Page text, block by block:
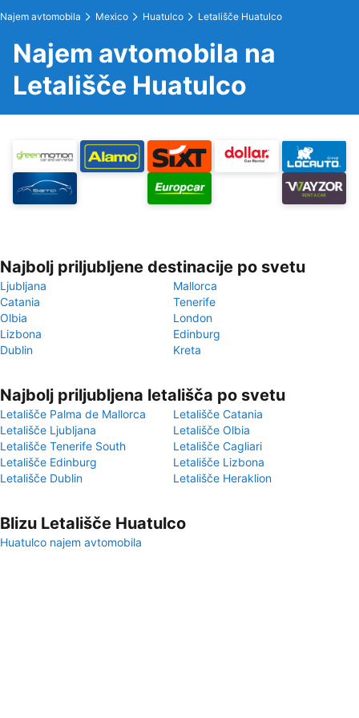
Najem avtomobila Mexico Huatulco Letališče Huatulco
Najem avtomobila na
Letališče Huatulco
Najbolj priljubljene destinacije po svetu
Ljubljana
Mallorca
Catania
Tenerife
Olbia
London
Lizbona
Edinburg
Dublin
Kreta
Najbolj priljubljena letališča po svetu
Letališče Palma de Mallorca
Letališče Catania
Letališče Ljubljana
Letališče Olbia
Letališče Tenerife South
Letališče Cagliari
Letališče Edinburg
Letališče Lizbona
Letališče Dublin
Letališče Heraklion
Blizu Letališče Huatulco
Huatulco najem avtomobila